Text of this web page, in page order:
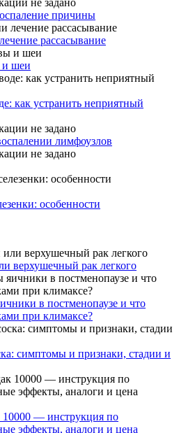
причины
рассасывание
и шеи
как устранить неприятный
лимфоузлов
особенности
верхушечный рак легкого
в постменопаузе и что
при климаксе?
симптомы и признаки, стадии и
10000 — инструкция по
эффекты, аналоги и цена